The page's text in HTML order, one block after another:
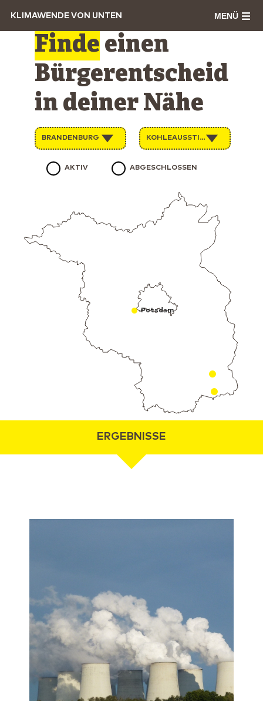
KLIMAWENDE VON UNTEN MENÜ
Potsdam
Finde einen
Bürgerentscheid
in deiner Nähe
BRANDENBURG KOHLEAUSSTIEG
AKTIV ABGESCHLOSSEN
ERGEBNISSE